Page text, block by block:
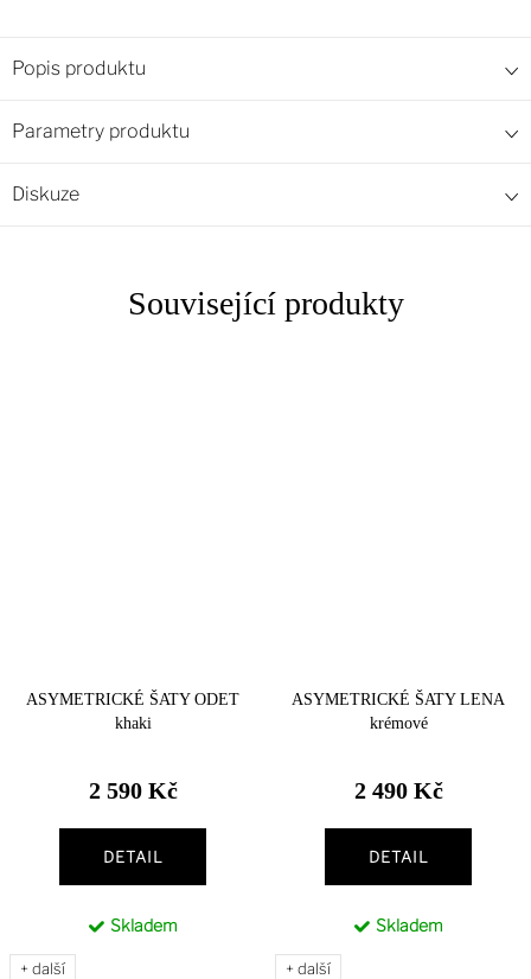
Popis produktu
Parametry produktu
Diskuze
Související produkty
ASYMETRICKÉ ŠATY ODET
khaki
2 590 Kč
DETAIL
Skladem
+ další
ASYMETRICKÉ ŠATY LENA
krémové
2 490 Kč
DETAIL
Skladem
+ další